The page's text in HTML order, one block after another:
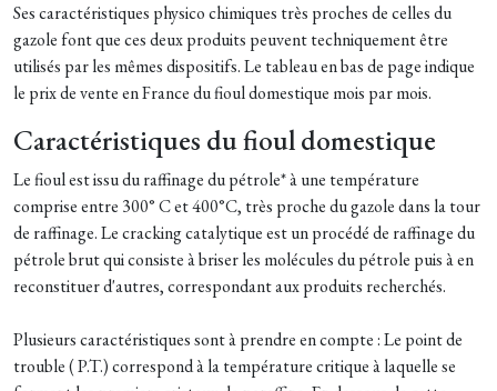
Ses caractéristiques physico chimiques très proches de celles du
gazole font que ces deux produits peuvent techniquement être
utilisés par les mêmes dispositifs. Le tableau en bas de page indique
le prix de vente en France du fioul domestique mois par mois.
Caractéristiques du fioul domestique
Le fioul est issu du raffinage du pétrole* à une température
comprise entre 300° C et 400°C, très proche du gazole dans la tour
de raffinage. Le cracking catalytique est un procédé de raffinage du
pétrole brut qui consiste à briser les molécules du pétrole puis à en
reconstituer d'autres, correspondant aux produits recherchés.
Plusieurs caractéristiques sont à prendre en compte : Le point de
trouble ( P.T.) correspond à la température critique à laquelle se